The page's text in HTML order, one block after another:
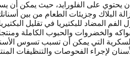
يحتوي على الفلورايد، حيث يمكن أن
البلاك وجزيئات الطعام من بين
المضاد للبكتيريا في تقليل
والخضروات والحبوب الكاملة
التي يمكن أن تسبب تسوس
لإجراء الفحوصات والتنظيفات